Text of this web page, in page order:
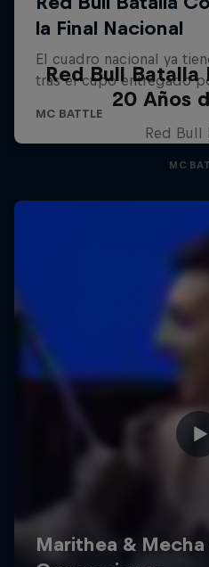
Red Bull Batalla
20 Años
Red Bull
MC